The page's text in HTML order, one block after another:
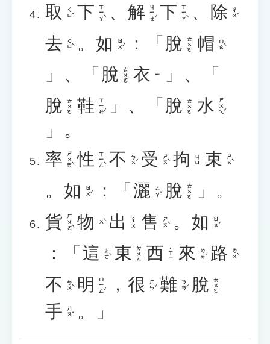
取 ㄑㄩˇ 下 ㄒㄧㄚˋ 、 解 ㄐㄧㄝˇ 下 ㄒㄧㄚˋ 、 除 ㄔㄨˊ
去 ㄑㄩˋ 。 如 ㄖㄨˊ ：「 脫 ㄊㄨㄛ 帽 ㄇㄠˋ
」、「 脫 ㄊㄨㄛ 衣 ㄧ
」、「
脫 ㄊㄨㄛ 鞋 ㄒㄧㄝˊ 」、「 脫 ㄊㄨㄛ 水 ㄕㄨㄟˇ
」。
率 ㄕㄨㄞˋ 性 ㄒㄧㄥˋ 不 ㄅㄨˊ 受 ㄕㄡˋ 拘 ㄐㄩ 束 ㄕㄨˋ
。 如 ㄖㄨˊ ：「 灑 ㄙㄚˇ 脫 ㄊㄨㄛ
」。
貨 ㄏㄨㄛˋ 物 ㄨˋ 出 ㄔㄨ 售 ㄕㄡˋ 。 如 ㄖㄨˊ
：「 這 ㄓㄜˋ 東 ㄉㄨㄥ 西 ˙ㄒㄧ 來 ㄌㄞˊ 路 ㄌㄨˋ
不 ㄅㄨˋ 明 ㄇㄧㄥˊ ， 很 ㄏㄣˇ 難 ㄋㄢˊ 脫 ㄊㄨㄛ
手 ㄕㄡˇ 。」